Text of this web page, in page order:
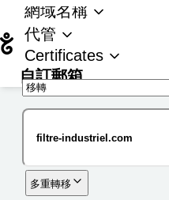
網域名稱
代管
Certificates
自訂郵箱
多重轉移